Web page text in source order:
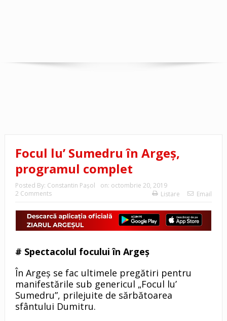
Focul lu’ Sumedru în Argeș,
programul complet
Posted By: Constantin Pașol on: octombrie 20, 2019
2 Comments
Listare Email
# Spectacolul focului în Argeș
În Argeș se fac ultimele pregătiri pentru
manifestările sub genericul „Focul lu’
Sumedru”, prilejuite de sărbătoarea
sfântului Dumitru.